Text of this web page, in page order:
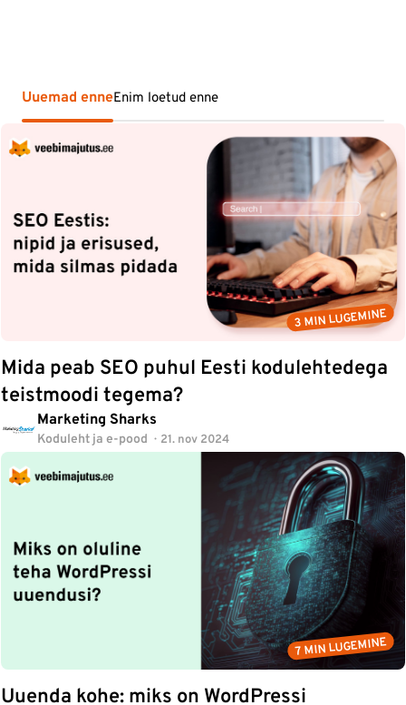
Uuemad enneEnim loetud enne
3 MIN LUGEMINE
Mida peab SEO puhul Eesti kodulehtedega
teistmoodi tegema?
Marketing Sharks
Koduleht ja e-pood 21. nov 2024
7 MIN LUGEMINE
Uuenda kohe: miks on WordPressi